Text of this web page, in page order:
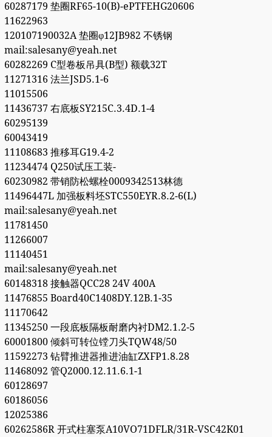
60287179 垫圈RF65-10(B)-ePTFEHG20606
11622963
120107190032A 垫圈φ12JB982 不锈钢
mail:salesany@yeah.net
60282269 C型卷板吊具(B型) 额载32T
11271316 法兰JSD5.1-6
11015506
11436737 右底板SY215C.3.4D.1-4
60295139
60043419
11108683 推移耳G19.4-2
11234474 Q250试压工装-
60230982 带销防松螺栓0009342513林德
11496447L 加强板料坯STC550EYR.8.2-6(L)
mail:salesany@yeah.net
11781450
11266007
11140451
mail:salesany@yeah.net
60148318 接触器QCC28 24V 400A
11476855 Board40C1408DY.12B.1-35
11170642
11345250 一段底板隔板耐磨内衬DM2.1.2-5
60001800 倾斜可转位镗刀头TQW48/50
11592273 钻臂推进器推进油缸ZXFP1.8.28
11468092 管Q2000.12.11.6.1-1
60128697
60186056
12025386
60262586R 开式柱塞泵A10VO71DFLR/31R-VSC42K01